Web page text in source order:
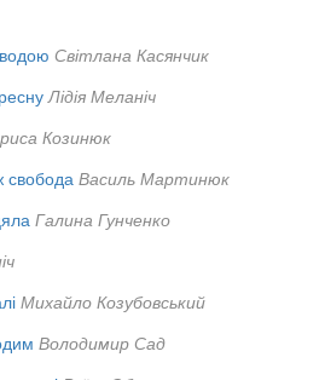
Світлана Касянчик
Лідія Меланіч
Козинюк
свобода Василь Мартинюк
Галина Гунченко
Михайло Козубовський
Володимир Сад